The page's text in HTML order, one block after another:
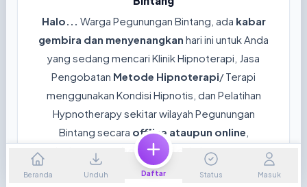
Halo... Warga Pegunungan Bintang, ada kabar
gembira dan menyenangkan hari ini untuk Anda
yang sedang mencari Klinik Hipnoterapi, Jasa
Pengobatan Metode Hipnoterapi/ Terapi
menggunakan Kondisi Hipnotis, dan Pelatihan
Hypnotherapy sekitar wilayah Pegunungan
Bintang secara offline ataupun online
sebelumnya
mohon jawab
dahulu pertanyaan
dibawah ini ya...😊
Beranda Unduh Daftar Status Masuk